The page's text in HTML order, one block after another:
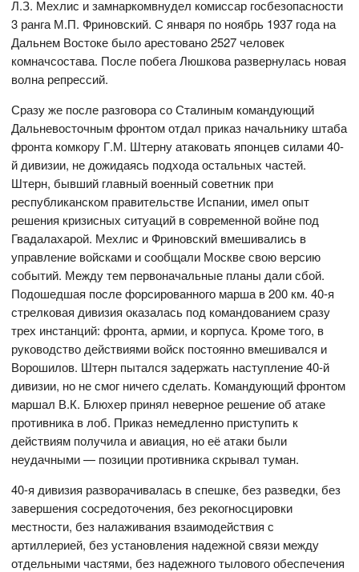
Л.З. Мехлис и замнаркомвнудел комиссар госбезопасности
3 ранга М.П. Фриновский. С января по ноябрь 1937 года на
Дальнем Востоке было арестовано 2527 человек
комначсостава. После побега Люшкова развернулась новая
волна репрессий.
Сразу же после разговора со Сталиным командующий
Дальневосточным фронтом отдал приказ начальнику штаба
фронта комкору Г.М. Штерну атаковать японцев силами 40-
й дивизии, не дожидаясь подхода остальных частей.
Штерн, бывший главный военный советник при
республиканском правительстве Испании, имел опыт
решения кризисных ситуаций в современной войне под
Гвадалахарой. Мехлис и Фриновский вмешивались в
управление войсками и сообщали Москве свою версию
событий. Между тем первоначальные планы дали сбой.
Подошедшая после форсированного марша в 200 км. 40-я
стрелковая дивизия оказалась под командованием сразу
трех инстанций: фронта, армии, и корпуса. Кроме того, в
руководство действиями войск постоянно вмешивался и
Ворошилов. Штерн пытался задержать наступление 40-й
дивизии, но не смог ничего сделать. Командующий фронтом
маршал В.К. Блюхер принял неверное решение об атаке
противника в лоб. Приказ немедленно приступить к
действиям получила и авиация, но её атаки были
неудачными — позиции противника скрывал туман.
40-я дивизия разворачивалась в спешке, без разведки, без
завершения сосредоточения, без рекогносцировки
местности, без налаживания взаимодействия с
артиллерией, без установления надежной связи между
отдельными частями, без надежного тылового обеспечения